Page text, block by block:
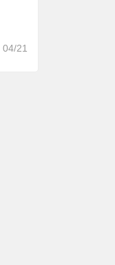
04/21